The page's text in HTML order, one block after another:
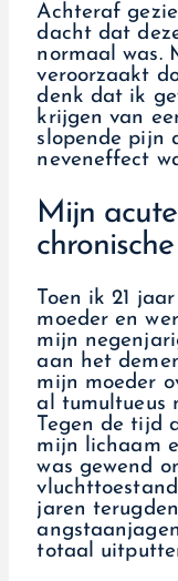
Achteraf
dacht dat
normaal was.
veroorzaakt
denk dat ik
krijgen van
slopende pijn
neveneffect
Mijn
Toen ik 21
moeder en
mijn
aan het
mijn moeder
al tumultueus
Tegen de tijd
mijn lichaam
was gewend
jaren
totaal